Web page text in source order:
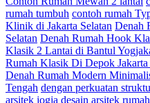
rumah tumbuh contoh rumah
Klinik di Jakarta Selatan Denah
Selatan Denah Rumah Hook
Klasik 2 Lantai di Bantul
Rumah Klasik Di Depok Jakarta
Denah Rumah Modern
Tengah dengan perkuatan
arsitek jogja desain arsitek